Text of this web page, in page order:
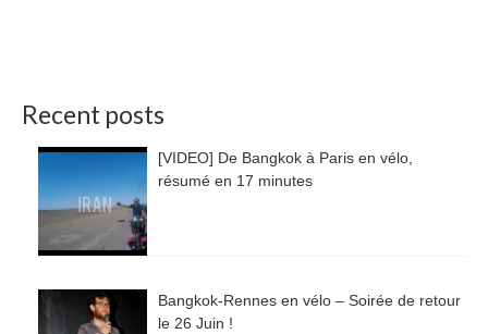
Recent posts
[VIDEO] De Bangkok à Paris en vélo,
résumé en 17 minutes
Bangkok-Rennes en vélo – Soirée de retour
le 26 Juin !